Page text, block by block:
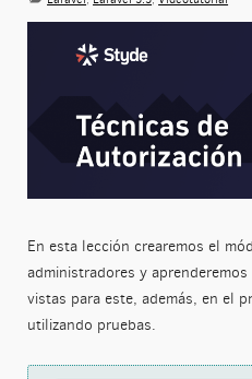
En esta lección crearemos el
administradores y
vistas para este, además, en el
utilizando pruebas.